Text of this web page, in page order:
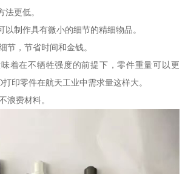
法更低。
以制作具有微小的细节的精细物品。
节，节省时间和金钱。
着在不牺牲强度的前提下，零件重量可以更
印零件在航天工业中需求量这样大。
浪费材料。